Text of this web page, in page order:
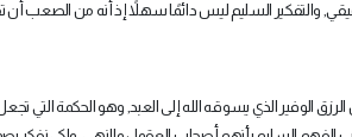
والتفكير السليم ليس دائمًا سهلاً إذ أنه من الصعب أن
الوفير الذي يسوقه الله إلى العبد, وهو الحكمة التي